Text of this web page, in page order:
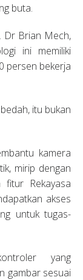
buta.
Dr Brian Mech,
ini memiliki
persen bekerja
itu bukan
kamera
mirip dengan
fitur Rekayasa
akses
untuk tugas-
yang
gambar sesuai